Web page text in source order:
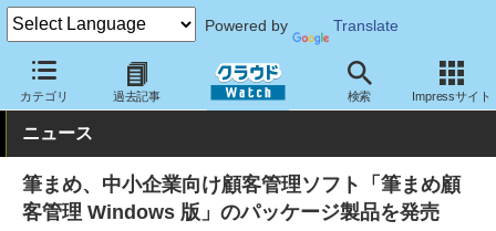
Powered by Translate
カテゴリ 過去記事 検索 Impressサイト
クラウド Watch サービス・ソフト ソフトウェア CRM・マー
ニュース
筆まめ、中小企業向け顧客管理ソフト「筆まめ顧
客管理 Windows 版」のパッケージ製品を発売